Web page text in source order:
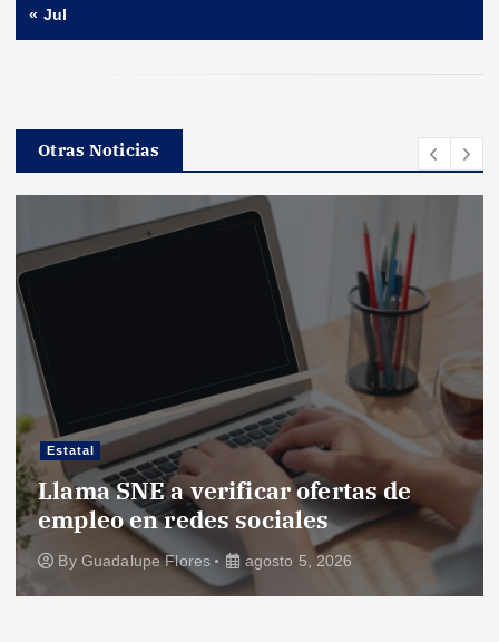
« Jul
Otras Noticias
Estatal
Llama SNE a verificar ofertas de
empleo en redes sociales
By Guadalupe Flores agosto 5, 2026